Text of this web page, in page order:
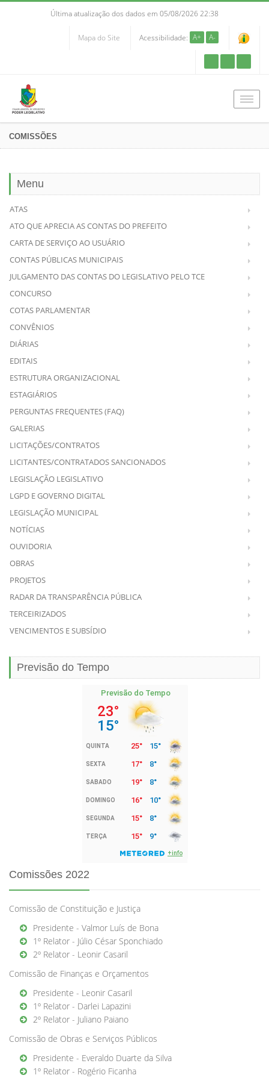
Última atualização dos dados em 05/08/2026 22:38
Mapa do Site Acessibilidade: A+ A-
COMISSÕES
Menu
ATAS
ATO QUE APRECIA AS CONTAS DO PREFEITO
CARTA DE SERVIÇO AO USUÁRIO
CONTAS PÚBLICAS MUNICIPAIS
JULGAMENTO DAS CONTAS DO LEGISLATIVO PELO TCE
CONCURSO
COTAS PARLAMENTAR
CONVÊNIOS
DIÁRIAS
EDITAIS
ESTRUTURA ORGANIZACIONAL
ESTAGIÁRIOS
PERGUNTAS FREQUENTES (FAQ)
GALERIAS
LICITAÇÕES/CONTRATOS
LICITANTES/CONTRATADOS SANCIONADOS
LEGISLAÇÃO LEGISLATIVO
LGPD E GOVERNO DIGITAL
LEGISLAÇÃO MUNICIPAL
NOTÍCIAS
OUVIDORIA
OBRAS
PROJETOS
RADAR DA TRANSPARÊNCIA PÚBLICA
TERCEIRIZADOS
VENCIMENTOS E SUBSÍDIO
Previsão do Tempo
Comissões 2022
Comissão de Constituição e Justiça
Presidente - Valmor Luís de Bona
1º Relator - Júlio César Sponchiado
2º Relator - Leonir Casaril
Comissão de Finanças e Orçamentos
Presidente - Leonir Casaril
1º Relator - Darlei Lapazini
2º Relator - Juliano Paiano
Comissão de Obras e Serviços Públicos
Presidente - Everaldo Duarte da Silva
1º Relator - Rogério Ficanha